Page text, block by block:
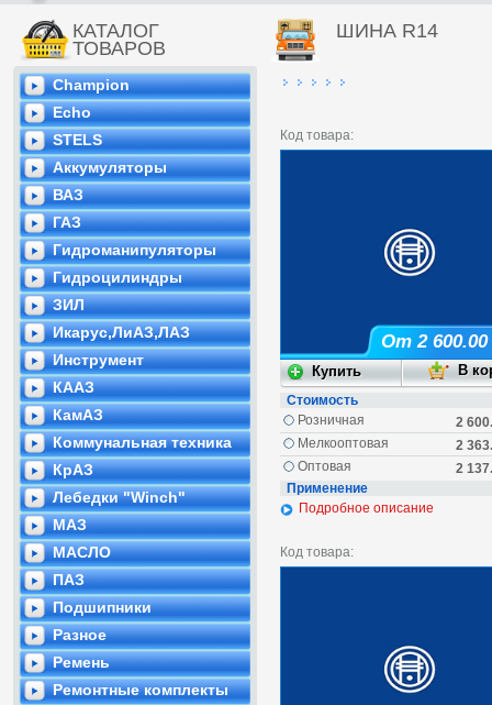
КАТАЛОГ
ТОВАРОВ
Champion
Echo
STELS
Аккумуляторы
ВАЗ
ГАЗ
Гидроманипуляторы
Гидроцилиндры
ЗИЛ
Икарус,ЛиАЗ,ЛАЗ
Инструмент
КААЗ
КамАЗ
Коммунальная техника
КрАЗ
Лебедки "Winch"
МАЗ
МАСЛО
ПАЗ
Подшипники
Разное
Ремень
Ремонтные комплекты
ШИНА R14
Код товара:
От 2 600.00
Стоимость
2
Розничная
2
Мелкооптовая
2
Оптовая
Применение
Подробное описание
Код товара: